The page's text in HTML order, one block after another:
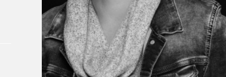
Le Salon dans la ville, espace
organisateur⋅rice
> SLM Pro